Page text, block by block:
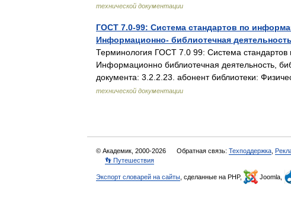
технической документации
ГОСТ 7.0-99: Система стандартов по
Информационно- библиотечная
Терминология ГОСТ 7.0 99: Система
Информационно библиотечная деятельность,
документа: 3.2.2.23. абонент библиотеки:
технической документации
© Академик, 2000-2026 Обратная связь: Техподдержка
👣 Путешествия
Экспорт словарей на сайты , сделанные на PHP, Joomla,